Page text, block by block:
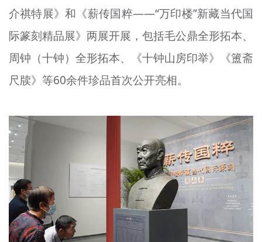
文明评论
北京宣传文化引导基金
资料库
+
介祺特展》和《薪传国粹——“万印楼”新藏当代国
际篆刻精品展》两展开展，包括毛公鼎全形拓本、
周钟（十钟）全形拓本、《十钟山房印举》《簠斋
尺牍》等60余件珍品首次公开亮相。